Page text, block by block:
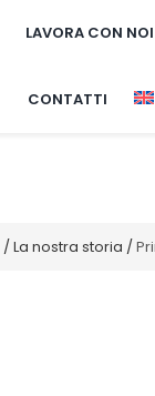
LAVORA CON NOI
CONTATTI
/La nostra storia /